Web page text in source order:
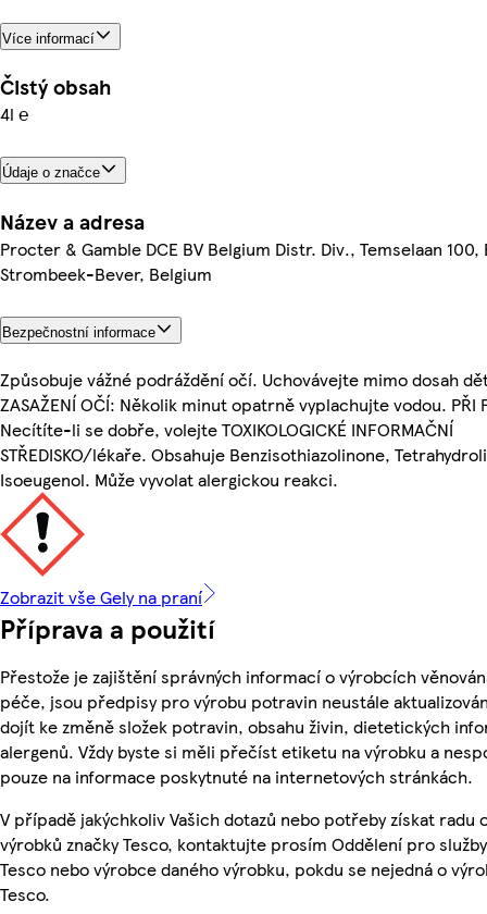
Více informací
Čistý obsah
4l ℮
Údaje o značce
Název a adresa
Procter & Gamble DCE BV Belgium Distr. Div., Temselaan 100,
Strombeek-Bever, Belgium
Bezpečnostní informace
Způsobuje vážné podráždění očí. Uchovávejte mimo dosah
ZASAŽENÍ OČÍ: Několik minut opatrně vyplachujte vodou. PŘI
Necítíte-li se dobře, volejte TOXIKOLOGICKÉ INFORMAČNÍ
STŘEDISKO/lékaře. Obsahuje Benzisothiazolinone,
Isoeugenol. Může vyvolat alergickou reakci.
Zobrazit vše Gely na praní
Příprava a použití
Přestože je zajištění správných informací o výrobcích
péče, jsou předpisy pro výrobu potravin neustále
dojít ke změně složek potravin, obsahu živin, dietetických
alergenů. Vždy byste si měli přečíst etiketu na výrobku a
pouze na informace poskytnuté na internetových stránkách.
V případě jakýchkoliv Vašich dotazů nebo potřeby získat radu
výrobků značky Tesco, kontaktujte prosím Oddělení pro
Tesco nebo výrobce daného výrobku, pokdu se nejedná o
Tesco.